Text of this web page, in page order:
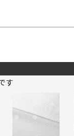
す